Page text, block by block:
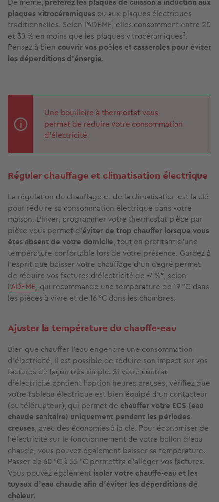
De même, préférez les plaques de cuisson à induction aux
plaques vitrocéramiques ou aux plaques électriques
traditionnelles. Selon l’ADEME, elles consomment entre 20
et 30 % en moins que les plaques vitrocéramiques³.
Pensez à bien couvrir vos poêles et casseroles pour éviter
les déperditions d’énergie.
Une bouilloire à thermostat vous
permet de réduire votre consommation
d’électricité.
Réguler chauffage et climatisation électrique
La régulation du chauffage et de la climatisation est la clé
pour réduire sa consommation électrique dans votre
maison. L’hiver, programmer votre thermostat pièce par
pièce vous permet d’éviter de trop chauffer lorsque vous
êtes absent de votre domicile, tout en profitant d’une
température confortable lors de votre présence. Gardez à
l’esprit que baisser votre chauffage d’un degré permet
de réduire vos factures d’électricité de -7 %⁴, selon
l’ADEME, qui recommande une température de 19 °C dans
les pièces à vivre et de 16 °C dans les chambres.
Ajuster la température du chauffe‑eau
Bien que chauffer l’eau engendre une consommation
d’électricité, il est possible de réduire son impact sur vos
factures de façon très simple. Si votre contrat
d’électricité contient l’option heures creuses, vérifiez que
votre tableau électrique est bien équipé d’un contacteur
(ou télérupteur), qui permet de chauffer votre ECS (eau
chaude sanitaire) uniquement pendant les périodes
creuses, avec des économies à la clé. Pour économiser de
l’électricité sur le fonctionnement de votre ballon d’eau
chaude, vous pouvez également baisser sa température.
Passer de 60 °C à 55 °C permettra d’alléger vos factures.
Vous pouvez également isoler votre chauffe-eau et les
tuyaux d’eau chaude afin d’éviter les déperditions de
chaleur.